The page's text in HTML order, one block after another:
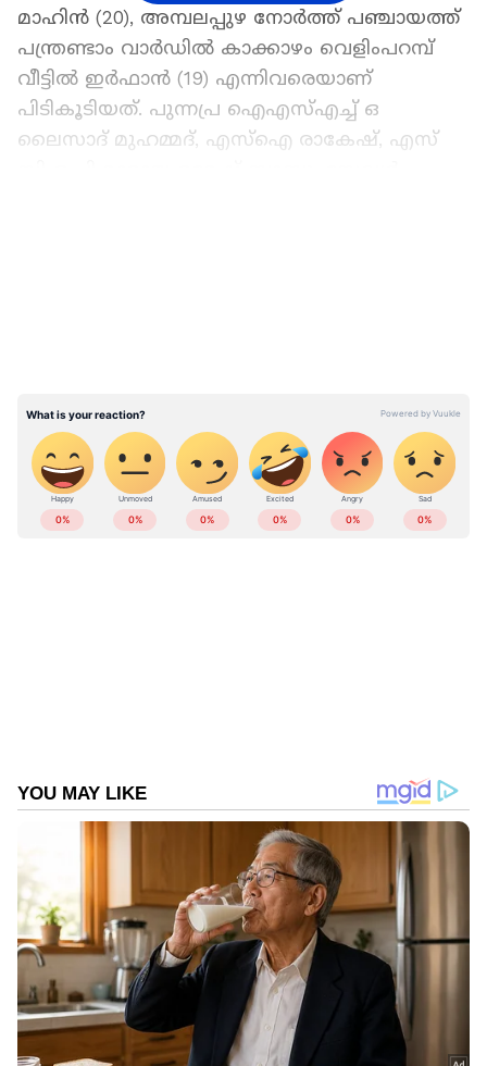
മാഹിൻ (20), അമ്പലപ്പുഴ നോർത്ത് പഞ്ചായത്ത്
പന്ത്രണ്ടാം വാർഡിൽ കാക്കാഴം വെളിംപറമ്പ്
വീട്ടിൽ ഇർഫാൻ (19) എന്നിവരെയാണ്
പിടികൂടിയത്. പുന്നപ്ര ഐഎസ്എച്ച് ഒ
ലൈസാദ് മുഹമ്മദ്, എസ്ഐ രാകേഷ്, എസ്
കടത്തിയത് ലക്ഷങ്ങളുടെ കുഴൽപ്പണം,
വാഹനപരിശോധനക്കിടെ പിടിവീണു;
ഒരാൾ അറസ്റ്റിൽ
ABOUT THE AUTHOR